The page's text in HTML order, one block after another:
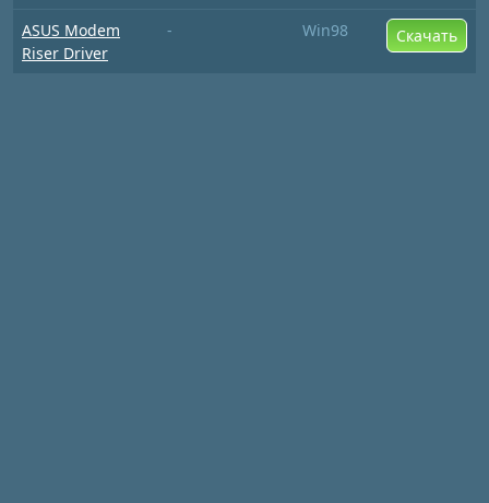
ASUS Modem
Riser Driver
- Win98 Скачать